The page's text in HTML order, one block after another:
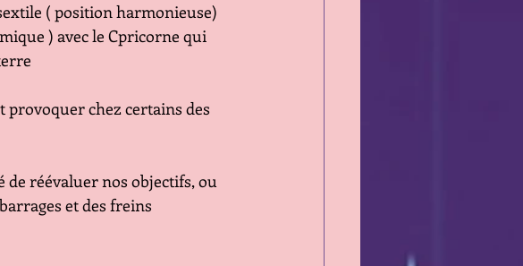
( position harmonieuse)
) avec le Cpricorne qui
provoquer chez certains des
réévaluer nos objectifs, ou
et des freins